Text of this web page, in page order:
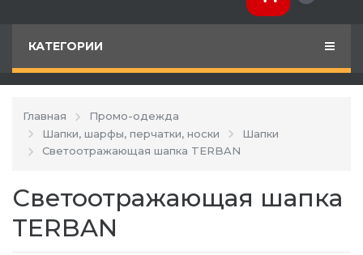
КАТЕГОРИИ
Главная
Промо-одежда
Шапки, шарфы, перчатки, носки
Шапки
Светоотражающая шапка TERBAN
Светоотражающая шапка
TERBAN